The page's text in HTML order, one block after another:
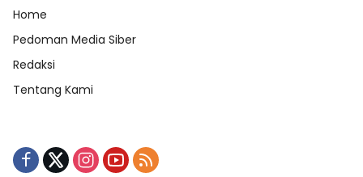
Home
Pedoman Media Siber
Redaksi
Tentang Kami